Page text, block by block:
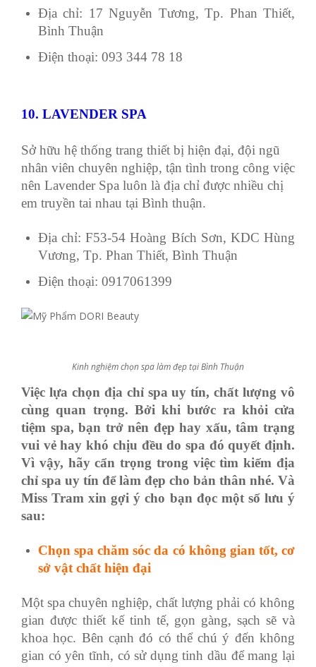
Địa chỉ: 17 Nguyễn Tương, Tp. Phan Thiết,
Bình Thuận
Điện thoại: 093 344 78 18
10. LAVENDER SPA
Sở hữu hệ thống trang thiết bị hiện đại, đội ngũ
nhân viên chuyên nghiệp, tận tình trong công việc
nên Lavender Spa luôn là địa chỉ được nhiều chị
em truyền tai nhau tại Bình thuận.
Địa chỉ: F53-54 Hoàng Bích Sơn, KDC Hùng
Vương, Tp. Phan Thiết, Bình Thuận
Điện thoại: 0917061399
Kinh nghiệm chọn spa làm đẹp tại Bình Thuận
Việc lựa chọn địa chỉ spa uy tín, chất lượng vô
cùng quan trọng. Bởi khi bước ra khỏi cửa
tiệm spa, bạn trở nên đẹp hay xấu, tâm trạng
vui vẻ hay khó chịu đều do spa đó quyết định.
Vì vậy, hãy cẩn trọng trong việc tìm kiếm địa
chỉ spa uy tín để làm đẹp cho bản thân nhé. Và
Miss Tram xin gợi ý cho bạn đọc một số lưu ý
sau:
Chọn spa chăm sóc da có không gian tốt, cơ
sở vật chất hiện đại
Một spa chuyên nghiệp, chất lượng phải có không
gian được thiết kế tinh tế, gọn gàng, sạch sẽ và
khoa học. Bên cạnh đó có thể chú ý đến không
gian có yên tĩnh, có sử dụng tinh dầu để mang lại